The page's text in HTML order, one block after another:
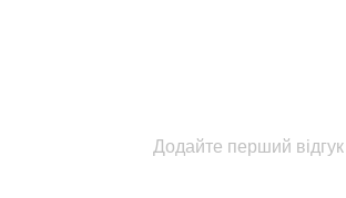
Додайте перший відгук